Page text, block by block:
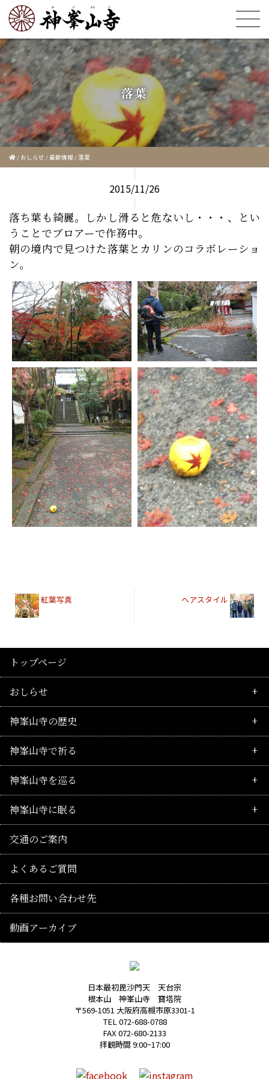
落葉
/ おしらせ / 最新情報 / 落葉
2015/11/26
落ち葉も綺麗。しかし滑ると危ないし・・・、とい
うことでブロアーで作務中。
朝の境内で見つけた落葉とカリンのコラボレーショ
ン。
紅葉写真 ヘアスタイル
トップページ
おしらせ
最新情報
行事のご案内
護摩祈願のご案内
回向供養法要のご案内
修験の記録
神峯山寺の歴史
皇族の所縁
行者の歴史
山岳信仰
武士・豪商の関係
神峯山寺で祈る
毘沙門不動護摩
拝仏
仏像たち
本尊毘沙門天
阿弥陀信仰
修験
神峯山寺を巡る
境内案内
御朱印・巡礼の地
授与品
おみくじ
歳時記(年中行事・花)
神峯山寺に眠る
供養
千日連続供養
供養法要・随時回向
遺骨葬
神峯山寺霊園
交通のご案内
よくあるご質問
各種お問い合わせ先
動画アーカイブ
日本最初毘沙門天 天台宗
根本山 神峯山寺 寶塔院
〒569-1051 大阪府高槻市原3301-1
TEL 072-688-0788
FAX 072-680-2133
拝観時間 9:00~17:00